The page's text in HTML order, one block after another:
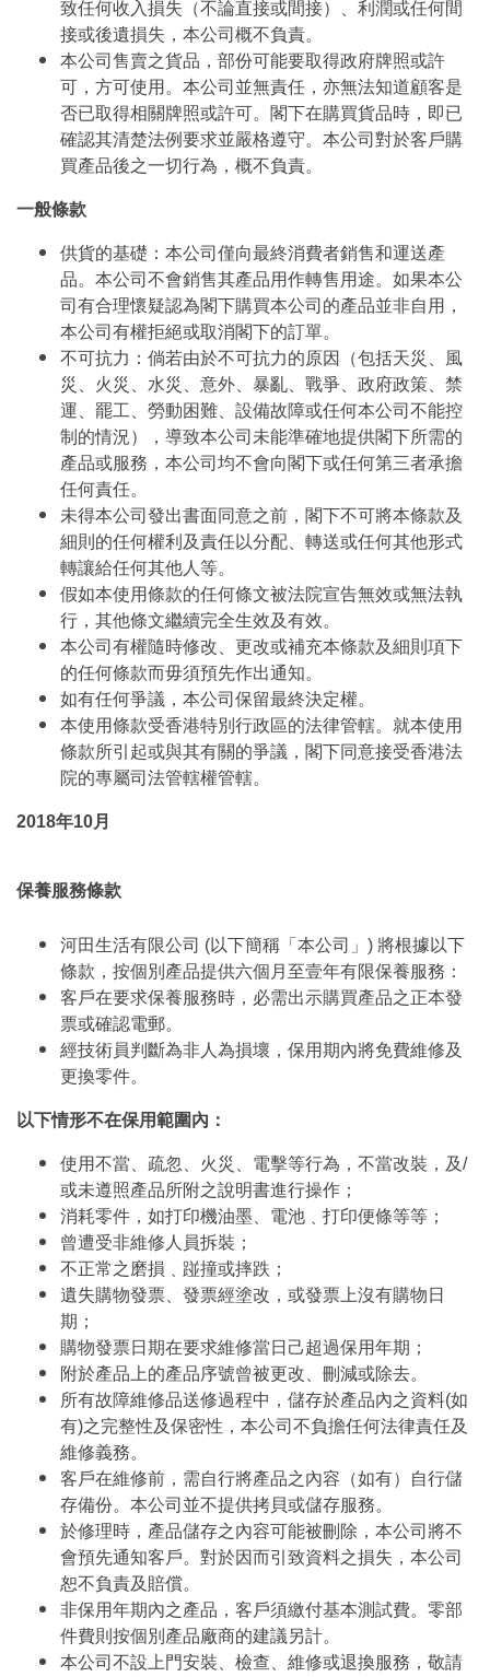
致任何收入損失（不論直接或間接）、利潤或任何間
接或後遺損失，本公司概不負責。
本公司售賣之貨品，部份可能要取得政府牌照或許
可，方可使用。本公司並無責任，亦無法知道顧客是
否已取得相關牌照或許可。閣下在購買貨品時，即已
確認其清楚法例要求並嚴格遵守。本公司對於客戶購
買產品後之一切行為，概不負責。
一般條款
供貨的基礎：本公司僅向最終消費者銷售和運送產
品。本公司不會銷售其產品用作轉售用途。如果本公
司有合理懷疑認為閣下購買本公司的產品並非自用，
本公司有權拒絕或取消閣下的訂單。
不可抗力：倘若由於不可抗力的原因（包括天災、風
災、火災、水災、意外、暴亂、戰爭、政府政策、禁
運、罷工、勞動困難、設備故障或任何本公司不能控
制的情況），導致本公司未能準確地提供閣下所需的
產品或服務，本公司均不會向閣下或任何第三者承擔
任何責任。
未得本公司發出書面同意之前，閣下不可將本條款及
細則的任何權利及責任以分配、轉送或任何其他形式
轉讓給任何其他人等。
假如本使用條款的任何條文被法院宣告無效或無法執
行，其他條文繼續完全生效及有效。
本公司有權隨時修改、更改或補充本條款及細則項下
的任何條款而毋須預先作出通知。
如有任何爭議，本公司保留最終決定權。
本使用條款受香港特別行政區的法律管轄。就本使用
條款所引起或與其有關的爭議，閣下同意接受香港法
院的專屬司法管轄權管轄。
2018年10月
保養服務條款
河田生活有限公司 (以下簡稱「本公司」) 將根據以下
條款，按個別產品提供六個月至壹年有限保養服務：
客戶在要求保養服務時，必需出示購買產品之正本發
票或確認電郵。
經技術員判斷為非人為損壞，保用期內將免費維修及
更換零件。
以下情形不在保用範圍內：
使用不當、疏忽、火災、電擊等行為，不當改裝，及/
或未遵照產品所附之說明書進行操作；
消耗零件，如打印機油墨、電池﹑打印便條等等；
曾遭受非維修人員拆裝；
不正常之磨損﹑踫撞或摔跌；
遺失購物發票、發票經塗改，或發票上沒有購物日
期；
購物發票日期在要求維修當日己超過保用年期；
附於產品上的產品序號曾被更改、刪減或除去。
所有故障維修品送修過程中，儲存於產品內之資料(如
有)之完整性及保密性，本公司不負擔任何法律責任及
維修義務。
客戶在維修前，需自行將產品之內容（如有）自行儲
存備份。本公司並不提供拷貝或儲存服務。
於修理時，產品儲存之內容可能被刪除，本公司將不
會預先通知客戶。對於因而引致資料之損失，本公司
恕不負責及賠償。
非保用年期內之產品，客戶須繳付基本測試費。零部
件費則按個別產品廠商的建議另計。
本公司不設上門安裝、檢查、維修或退換服務，敬請